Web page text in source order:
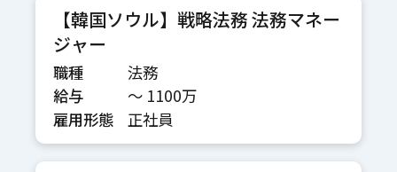
【韓国ソウル】戦略法務 法務マネー
ジャー
職種
法務
給与
〜 1100万
雇用形態
正社員